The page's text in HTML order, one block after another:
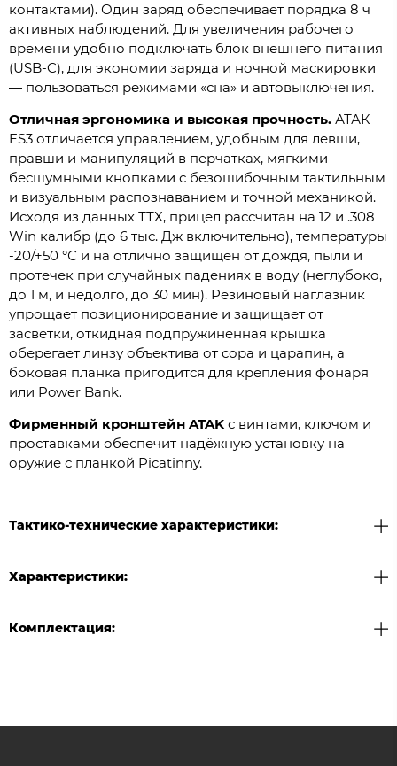
контактами). Один заряд обеспечивает порядка 8 ч
активных наблюдений. Для увеличения рабочего
времени удобно подключать блок внешнего питания
(USB-C), для экономии заряда и ночной маскировки
— пользоваться режимами «сна» и автовыключения.
Отличная эргономика и высокая прочность. АТАК
ES3 отличается управлением, удобным для левши,
правши и манипуляций в перчатках, мягкими
бесшумными кнопками с безошибочным тактильным
и визуальным распознаванием и точной механикой.
Исходя из данных ТТХ, прицел рассчитан на 12 и .308
Win калибр (до 6 тыс. Дж включительно), температуры
-20/+50 °С и на отлично защищён от дождя, пыли и
протечек при случайных падениях в воду (неглубоко,
до 1 м, и недолго, до 30 мин). Резиновый наглазник
упрощает позиционирование и защищает от
засветки, откидная подпружиненная крышка
оберегает линзу объектива от сора и царапин, а
боковая планка пригодится для крепления фонаря
или Power Bank.
Фирменный кронштейн ATAK с винтами, ключом и
проставками обеспечит надёжную установку на
оружие с планкой Picatinny.
Тактико-технические характеристики:
Характеристики:
Комплектация: